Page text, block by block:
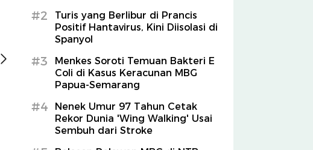
#2
Turis yang Berlibur di Prancis
Positif Hantavirus, Kini Diisolasi di
Spanyol
#3
Menkes Soroti Temuan Bakteri E
Coli di Kasus Keracunan MBG
Papua-Semarang
#4
Nenek Umur 97 Tahun Cetak
Rekor Dunia 'Wing Walking' Usai
Sembuh dari Stroke